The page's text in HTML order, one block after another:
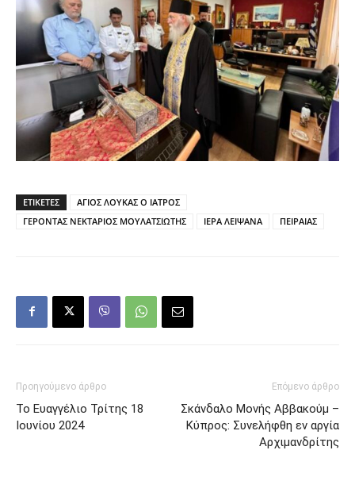
ΕΤΙΚΕΤΕΣ
ΑΓΙΟΣ ΛΟΥΚΑΣ Ο ΙΑΤΡΟΣ
ΓΕΡΟΝΤΑΣ ΝΕΚΤΑΡΙΟΣ ΜΟΥΛΑΤΣΙΩΤΗΣ
ΙΕΡΑ ΛΕΙΨΑΝΑ ΠΕΙΡΑΙΑΣ
Προηγούμενο άρθρο
Το Ευαγγέλιο Τρίτης 18
Ιουνίου 2024
Επόμενο άρθρο
Σκάνδαλο Μονής Αββακούμ –
Κύπρος: Συνελήφθη εν αργία
Αρχιμανδρίτης